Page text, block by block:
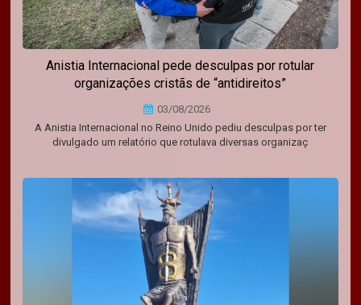
Anistia Internacional pede desculpas por rotular
organizações cristãs de “antidireitos”
03/08/2026
A Anistia Internacional no Reino Unido pediu desculpas por ter
divulgado um relatório que rotulava diversas organizaç